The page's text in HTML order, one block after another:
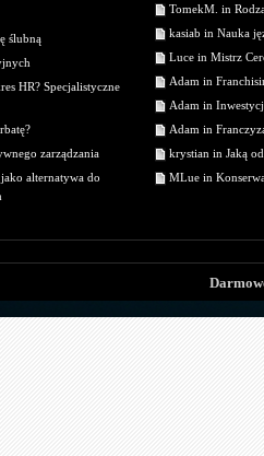
ślubną
HR? Specjalistyczne
zarządzania
alternatywa do
TomekM. in
kasiab in Nauka
Luce in Mistrz
Adam in
Adam in
Adam in
krystian in Jaką
MLue in